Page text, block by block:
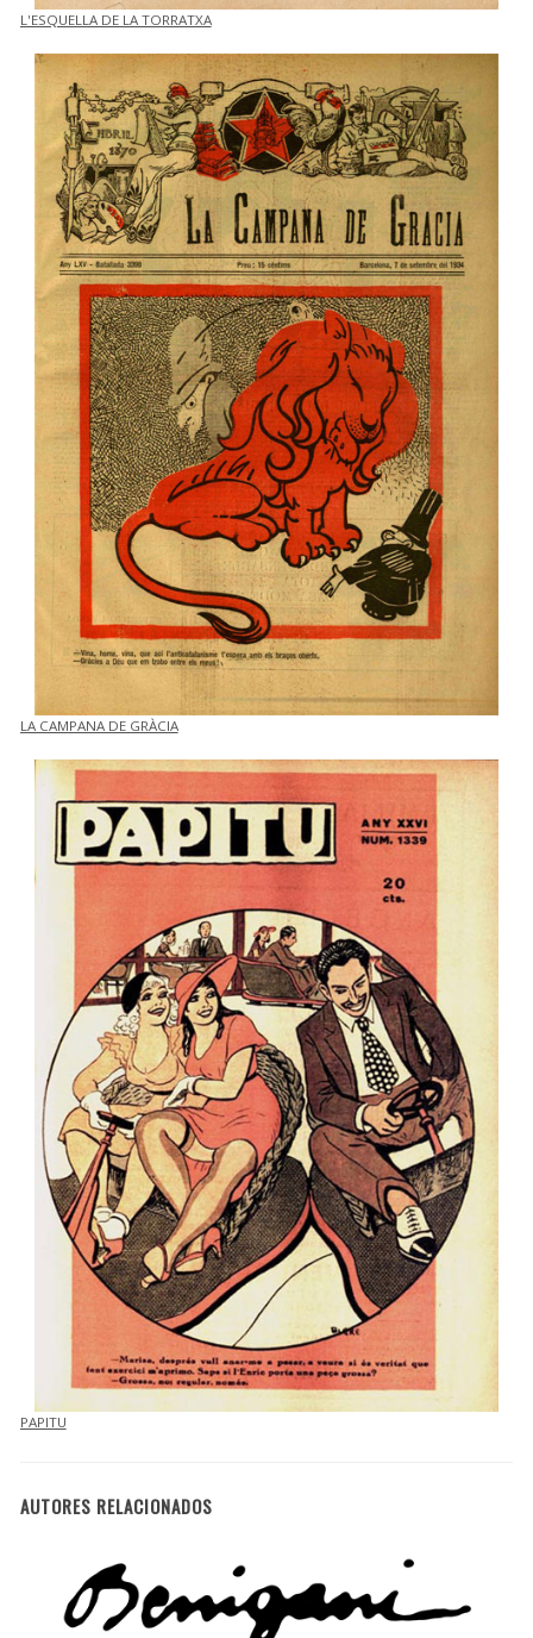
L'ESQUELLA DE LA TORRATXA
LA CAMPANA DE GRÀCIA
PAPITU
AUTORES RELACIONADOS